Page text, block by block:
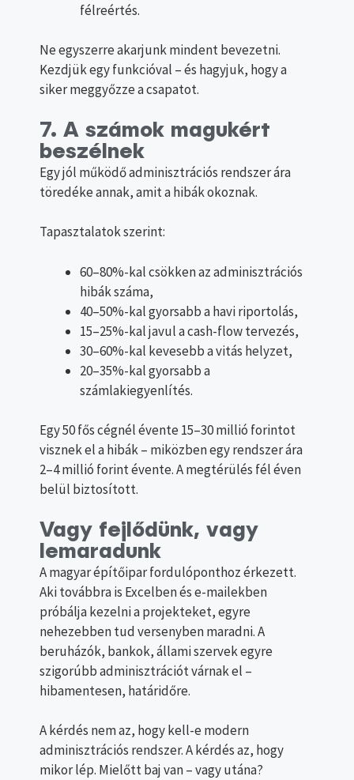
félreértés.
Ne egyszerre akarjunk mindent bevezetni.
Kezdjük egy funkcióval – és hagyjuk, hogy a
siker meggyőzze a csapatot.
7. A számok magukért
beszélnek
Egy jól működő adminisztrációs rendszer ára
töredéke annak, amit a hibák okoznak.
Tapasztalatok szerint:
60–80%-kal csökken az adminisztrációs
hibák száma,
40–50%-kal gyorsabb a havi riportolás,
15–25%-kal javul a cash-flow tervezés,
30–60%-kal kevesebb a vitás helyzet,
20–35%-kal gyorsabb a
számlakiegyenlítés.
Egy 50 fős cégnél évente 15–30 millió forintot
visznek el a hibák – miközben egy rendszer ára
2–4 millió forint évente. A megtérülés fél éven
belül biztosított.
Vagy fejlődünk, vagy
lemaradunk
A magyar építőipar fordulóponthoz érkezett.
Aki továbbra is Excelben és e-mailekben
próbálja kezelni a projekteket, egyre
nehezebben tud versenyben maradni. A
beruházók, bankok, állami szervek egyre
szigorúbb adminisztrációt várnak el –
hibamentesen, határidőre.
A kérdés nem az, hogy kell-e modern
adminisztrációs rendszer. A kérdés az, hogy
mikor lép. Mielőtt baj van – vagy utána?